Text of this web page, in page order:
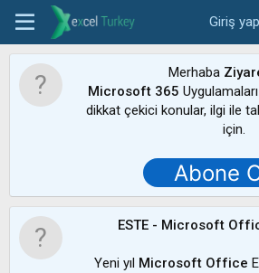
Giriş yap
Merhaba
Microsoft 365
dikkat çekici konular, ilgi ile
için.
Abone
ESTE - Microsoft
Yeni yıl Microsoft Office